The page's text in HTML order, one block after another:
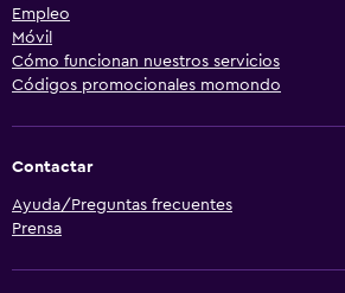
Empleo
Móvil
Cómo funcionan nuestros servicios
Códigos promocionales momondo
Contactar
Ayuda/Preguntas frecuentes
Prensa